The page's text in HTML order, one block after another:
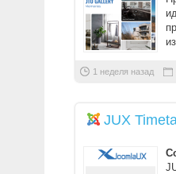
1 неделя назад
JUX